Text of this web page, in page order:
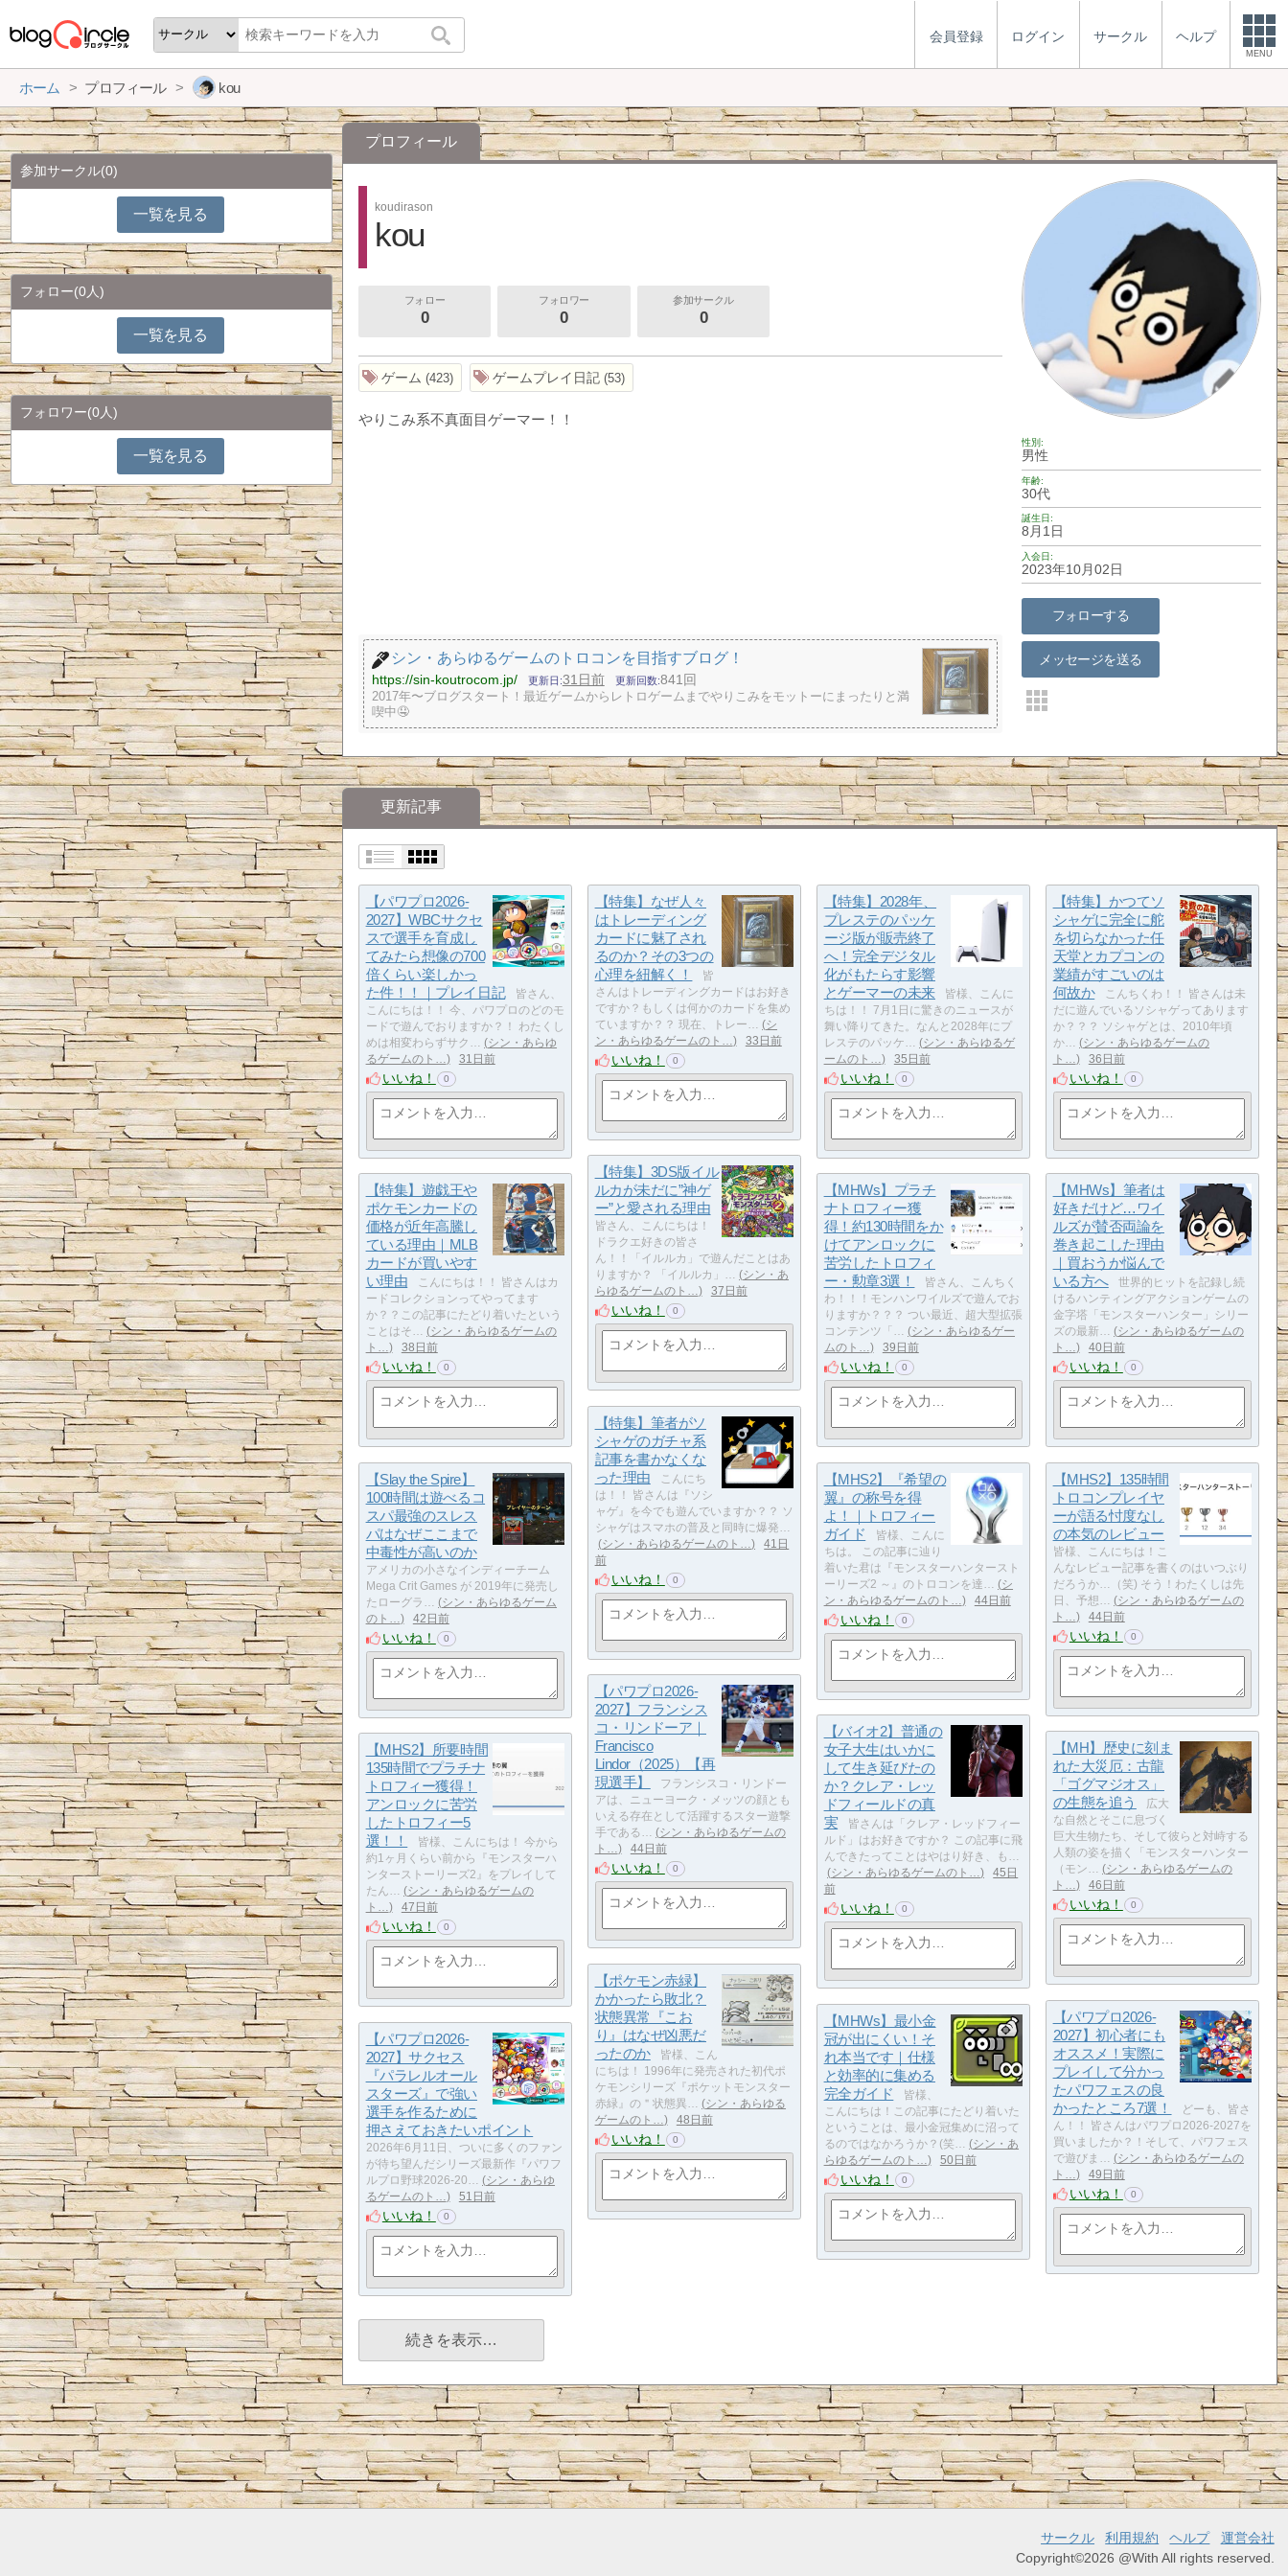
会員登録 ログイン サークル ヘルプ
MENU
ホーム プロフィール kou
プロフィール
koudirason
kou
フォロー
0
フォロワー
0
参加サークル
0
性別
男性
年齢
30代
誕生日
8月1日
入会日
2023年10月02日
フォローする
メッセージを送る
ゲーム 423 ゲームプレイ日記 53
やりこみ系不真面目ゲーマー！！
シン・あらゆるゲームのトロコンを目指すブログ！
https://sin-koutrocom.jp/ 更新日 31日前 更新回数 841回
2017年〜ブログスタート！最近ゲームからレトロゲームまでやりこみをモットーにまったりと満
喫中🤤
更新記事
【パワプロ2026-
2027】WBCサクセ
スで選手を育成し
てみたら想像の700
倍くらい楽しかっ
た件！！｜プレイ日記
皆さん、
こんにちは！！ 今、パワプロのどのモ
ードで遊んでおりますか？！ わたくし
めは相変わらずサク…
シン・あらゆ
るゲームのト…
31日前
いいね！ 0
【特集】なぜ人々
はトレーディング
カードに魅了され
るのか？その3つの
心理を紐解く！
皆
さんはトレーディングカードはお好き
ですか？もしくは何かのカードを集め
ていますか？？ 現在、トレー…
シ
ン・あらゆるゲームのト…
33日前
いいね！ 0
【特集】2028年、
プレステのパッケ
ージ版が販売終了
へ！完全デジタル
化がもたらす影響
とゲーマーの未来
皆様、こんに
ちは！！ 7月1日に驚きのニュースが
舞い降りてきた。なんと2028年にプ
レステのパッケ…
シン・あらゆるゲ
ームのト…
35日前
いいね！ 0
【特集】かつてソ
シャゲに完全に舵
を切らなかった任
天堂とカプコンの
業績がすごいのは
何故か
こんちくわ！！ 皆さんは未
だに遊んでいるソシャゲってあります
か？？？ ソシャゲとは、2010年頃
か…
シン・あらゆるゲームの
ト…
36日前
いいね！ 0
【特集】3DS版イル
ルカが未だに”神ゲ
ー”と愛される理由
皆さん、こんにちは！
ドラクエ好きの皆さ
ん！！「イルルカ」で遊んだことはあ
りますか？ 「イルルカ」…
シン・あ
らゆるゲームのト…
37日前
いいね！ 0
【特集】遊戯王や
ポケモンカードの
価格が近年高騰し
ている理由｜MLB
カードが買いやす
い理由
こんにちは！！ 皆さんはカ
ードコレクションってやってます
か？？この記事にたどり着いたという
ことはそ…
シン・あらゆるゲームの
ト…
38日前
いいね！ 0
【MHWs】プラチ
ナトロフィー獲
得！約130時間をか
けてアンロックに
苦労したトロフィ
ー・勲章3選！
皆さん、こんちく
わ！！！モンハンワイルズで遊んでお
りますか？？？ つい最近、超大型拡張
コンテンツ「…
シン・あらゆるゲー
ムのト…
39日前
いいね！ 0
【MHWs】筆者は
好きだけど…ワイ
ルズが賛否両論を
巻き起こした理由
｜買おうか悩んで
いる方へ
世界的ヒットを記録し続
けるハンティングアクションゲームの
金字塔「モンスターハンター」シリー
ズの最新…
シン・あらゆるゲームの
ト…
40日前
いいね！ 0
【特集】筆者がソ
シャゲのガチャ系
記事を書かなくな
った理由
こんにち
は！！ 皆さんは『ソシ
ャゲ』を今でも遊んでいますか？？ ソ
シャゲはスマホの普及と同時に爆発…
シン・あらゆるゲームのト…
41日
前
いいね！ 0
【Slay the Spire】
100時間は遊べるコ
スパ最強のスレス
パはなぜここまで
中毒性が高いのか
アメリカの小さなインディーチーム
Mega Crit Games が 2019年に発売し
たローグラ…
シン・あらゆるゲーム
のト…
42日前
いいね！ 0
【MHS2】『希望の
翼』の称号を得
よ！｜トロフィー
ガイド
皆様、こんに
ちは。 この記事に辿り
着いた君は『モンスターハンタースト
ーリーズ2 ～』のトロコンを達…
シ
ン・あらゆるゲームのト…
44日前
いいね！ 0
【MHS2】135時間
トロコンプレイヤ
ーが語る忖度なし
の本気のレビュー
皆様、こんにちは！こ
んなレビュー記事を書くのはいつぶり
だろうか…（笑) そう！わたくしは先
日、予想…
シン・あらゆるゲームの
ト…
44日前
いいね！ 0
【パワプロ2026-
2027】フランシス
コ・リンドーア｜
Francisco
Lindor（2025）【再
現選手】
フランシスコ・リンドー
アは、ニューヨーク・メッツの顔とも
いえる存在として活躍するスター遊撃
手である…
シン・あらゆるゲームの
ト…
44日前
いいね！ 0
【バイオ2】普通の
女子大生はいかに
して生き延びたの
か？クレア・レッ
ドフィールドの真
実
皆さんは「クレア・レッドフィー
ルド」はお好きですか？ この記事に飛
んできたってことはやはり好き、も…
シン・あらゆるゲームのト…
45日
前
いいね！ 0
【MH】歴史に刻ま
れた大災厄：古龍
「ゴグマジオス」
の生態を追う
広大
な自然とそこに息づく
巨大生物たち、そして彼らと対峙する
人類の姿を描く「モンスターハンター
（モン…
シン・あらゆるゲームの
ト…
46日前
いいね！ 0
【MHS2】所要時間
135時間でプラチナ
トロフィー獲得！
アンロックに苦労
したトロフィー5
選！！
皆様、こんにちは！ 今から
約1ヶ月くらい前から『モンスターハ
ンターストーリーズ2』をプレイして
たん…
シン・あらゆるゲームの
ト…
47日前
いいね！ 0
【ポケモン赤緑】
かかったら敗北？
状態異常『こお
り』はなぜ凶悪だ
ったのか
皆様、こん
にちは！ 1996年に発売された初代ポ
ケモンシリーズ『ポケットモンスター
赤緑』の＂状態異…
シン・あらゆる
ゲームのト…
48日前
いいね！ 0
【パワプロ2026-
2027】初心者にも
オススメ！実際に
プレイして分かっ
たパワフェスの良
かったところ7選！
どーも、皆さ
ん！！ 皆さんはパワプロ2026-2027を
買いましたか？！そして、パワフェス
で遊びま…
シン・あらゆるゲームの
ト…
49日前
いいね！ 0
【MHWs】最小金
冠が出にくい！そ
れ本当です｜仕様
と効率的に集める
完全ガイド
皆様、
こんにちは！この記事にたどり着いた
ということは、最小金冠集めに沼って
るのではなかろうか？(笑…
シン・あ
らゆるゲームのト…
50日前
いいね！ 0
【パワプロ2026-
2027】サクセス
『パラレルオール
スターズ』で強い
選手を作るために
押さえておきたいポイント
2026年6月11日、ついに多くのファン
が待ち望んだシリーズ最新作『パワフ
ルプロ野球2026-20…
シン・あらゆ
るゲームのト…
51日前
いいね！ 0
続きを表示…
参加サークル(0)
一覧を見る
フォロー(0人)
一覧を見る
フォロワー(0人)
一覧を見る
サークル 利用規約 ヘルプ
運営会社
Copyright©2026 @With All rights reserved.